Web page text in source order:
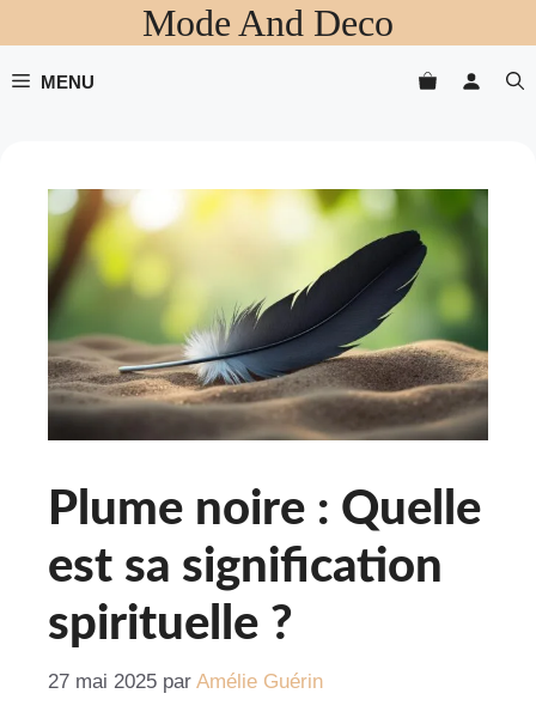
au
contenu
Mode And Deco
MENU
Plume noire : Quelle
est sa signification
spirituelle ?
27 mai 2025 par Amélie Guérin